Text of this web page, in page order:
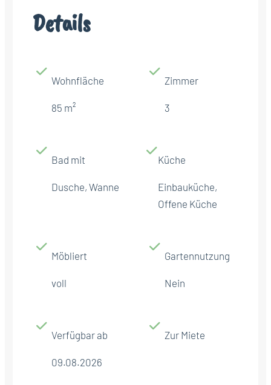
Details
Wohnfläche
85 m²
Zimmer
3
Bad mit
Dusche, Wanne
Küche
Einbauküche,
Offene Küche
Möbliert
voll
Gartennutzung
Nein
Verfügbar ab
09.08.2026
Zur Miete